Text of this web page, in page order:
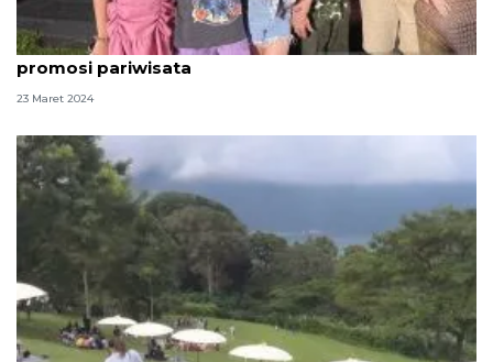
Dispar: Penggunaan Bali jadi latar film bisa bantu
promosi pariwisata
23 Maret 2024